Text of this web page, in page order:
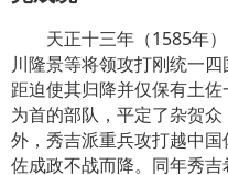
天正十三年（1585年）
川隆景等将领攻打刚统一
距迫使其归降并仅保有土
为首的部队，平定了杂贺
外，秀吉派重兵攻打越中
佐成政不战而降。同年秀